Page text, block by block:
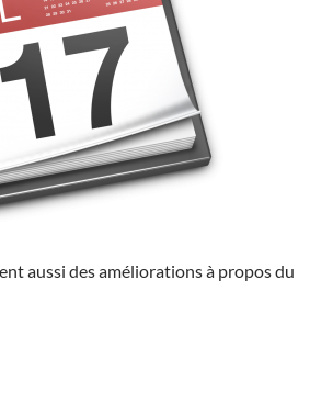
aussi des améliorations à propos du